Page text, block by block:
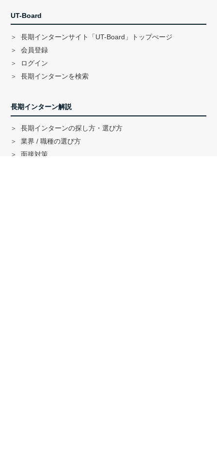
UT-Board
長期インターンサイト「UT-Board」トップぺージ
会員登録
ログイン
長期インターンを検索
長期インターン解説
長期インターンの探し方・選び方
業界 / 職種の選び方
面接対策